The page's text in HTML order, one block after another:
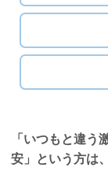
「いつもと違う
安」という方は